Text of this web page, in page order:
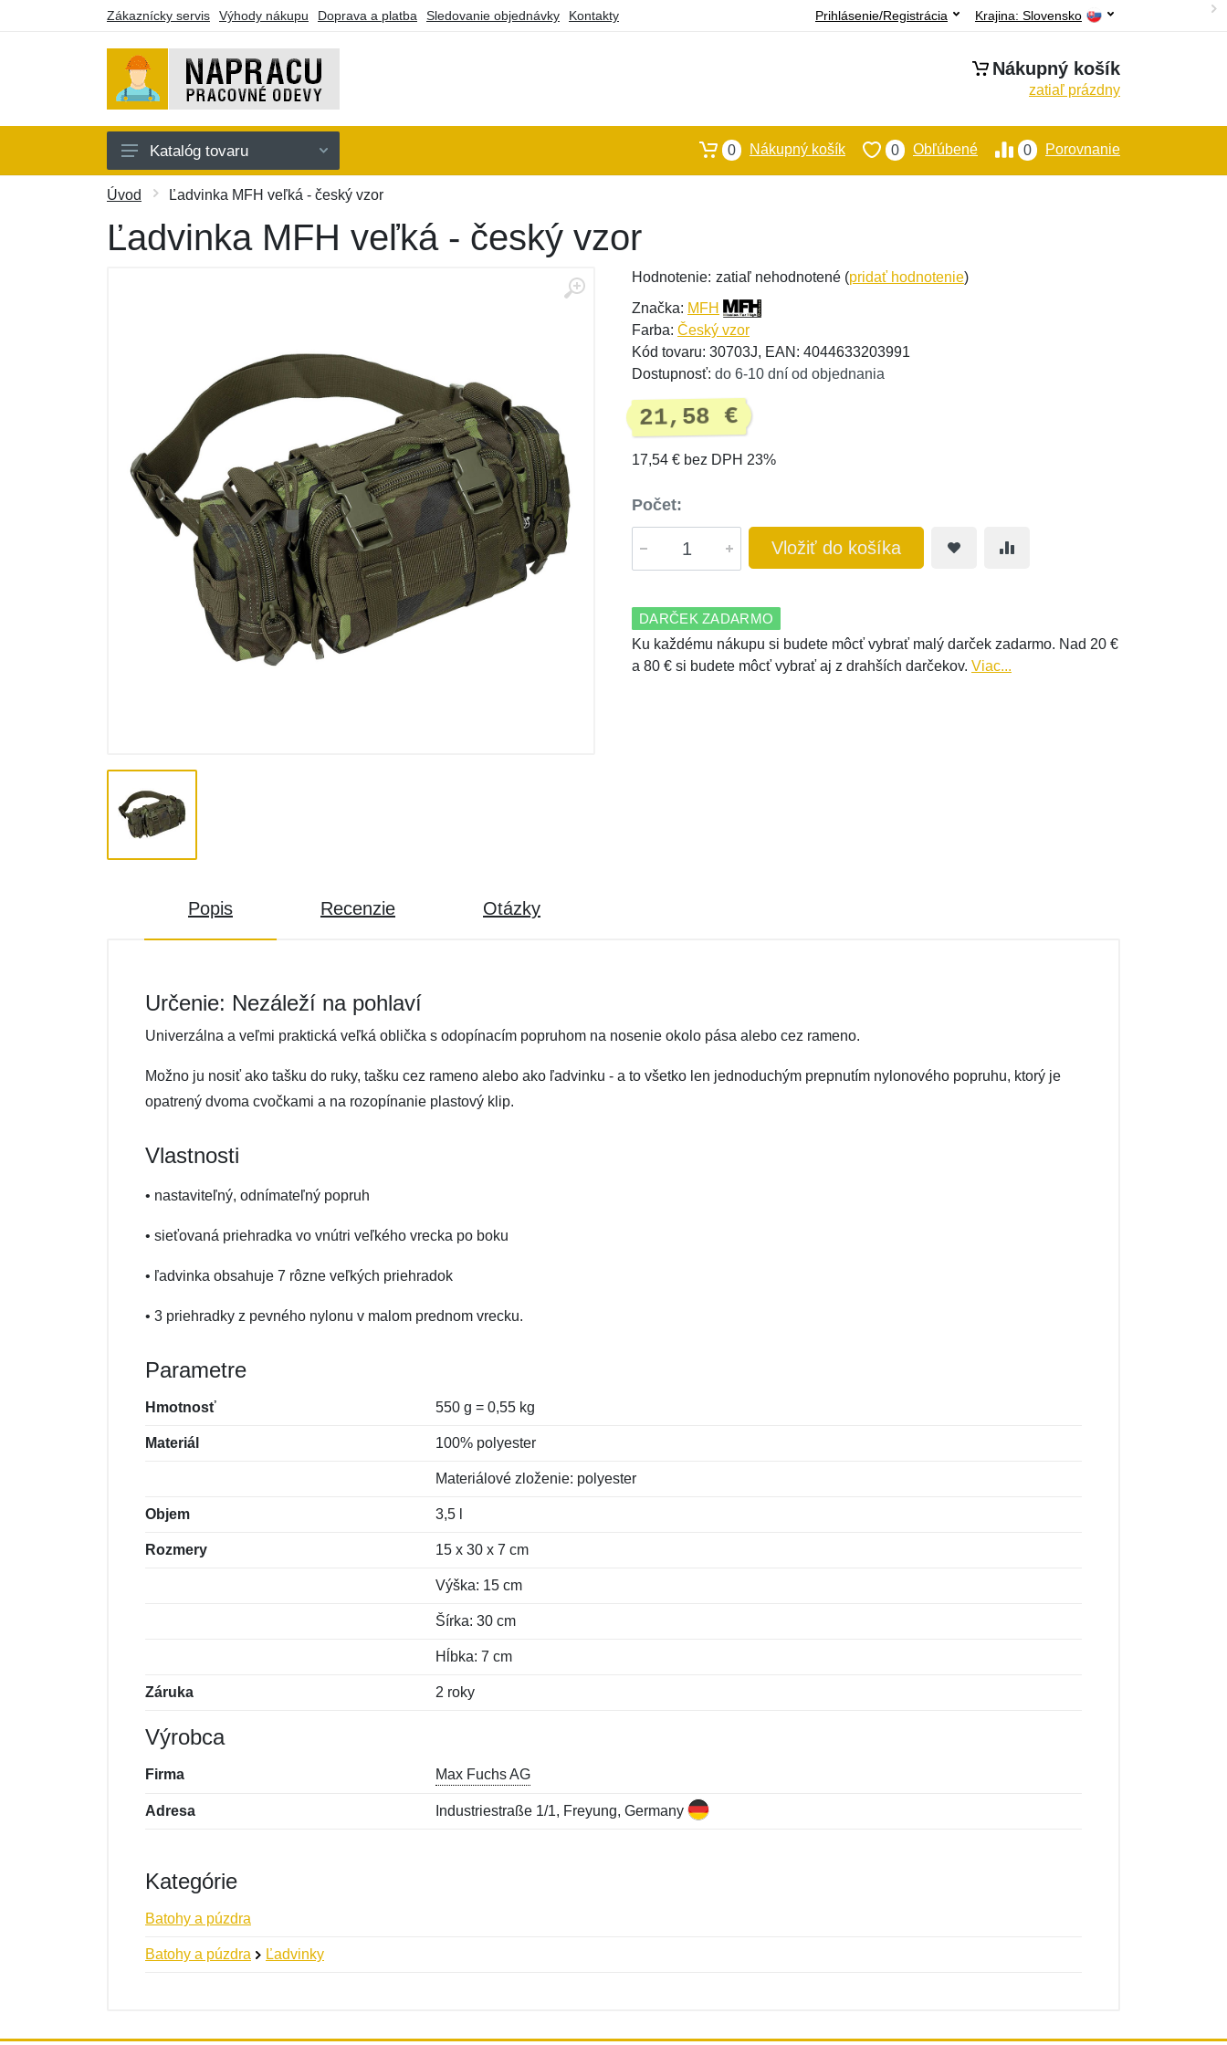
Zákaznícky servis Výhody nákupu Doprava a platba Sledovanie objednávky Kontakty Krajina: Slovensko
Prihlásenie/Registrácia
Nákupný košík
zatiaľ prázdny
Oblečenie
Doplnky
Katalóg tovaru 0 Porovnanie
0 Obľúbené
0 Nákupný košík
Úvod Ľadvinka MFH veľká - český vzor
Ľadvinka MFH veľká - český vzor
Hodnotenie: zatiaľ nehodnotené (pridať hodnotenie)
Značka: MFH
Farba: Český vzor
Kód tovaru: 30703J, EAN: 4044633203991
Dostupnosť: do 6-10 dní od objednania
21,58 €
17,54 € bez DPH 23%
Počet:
Vložiť do košíka
DARČEK ZADARMO
Ku každému nákupu si budete môcť vybrať malý darček zadarmo. Nad 20 €
a 80 € si budete môcť vybrať aj z drahších darčekov. Viac...
Popis Recenzie Otázky
Určenie: Nezáleží na pohlaví
Univerzálna a veľmi praktická veľká oblička s odopínacím popruhom na nosenie okolo pása alebo cez rameno.
Možno ju nosiť ako tašku do ruky, tašku cez rameno alebo ako ľadvinku - a to všetko len jednoduchým prepnutím nylonového popruhu, ktorý je
opatrený dvoma cvočkami a na rozopínanie plastový klip.
Vlastnosti
• nastaviteľný, odnímateľný popruh
• sieťovaná priehradka vo vnútri veľkého vrecka po boku
• ľadvinka obsahuje 7 rôzne veľkých priehradok
• 3 priehradky z pevného nylonu v malom prednom vrecku.
Parametre
Hmotnosť 550 g = 0,55 kg
Materiál 100% polyester
Materiálové zloženie: polyester
Objem 3,5 l
Rozmery 15 x 30 x 7 cm
Výška: 15 cm
Šírka: 30 cm
Hĺbka: 7 cm
Záruka 2 roky
Výrobca
Firma Max Fuchs AG
Adresa Industriestraße 1/1, Freyung, Germany
Kategórie
Batohy a púzdra
Batohy a púzdra Ľadvinky